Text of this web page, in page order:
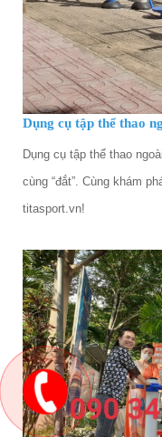
Dụng cụ tập thể thao
Dụng cụ tập thể thao
cùng “đắt”. Cùng khám
titasport.vn!